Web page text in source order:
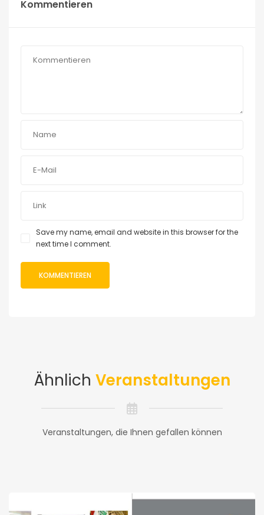
Kommentieren
Save my name, email and website in this browser for the
next time I comment.
Ähnlich Veranstaltungen
Veranstaltungen, die Ihnen gefallen können